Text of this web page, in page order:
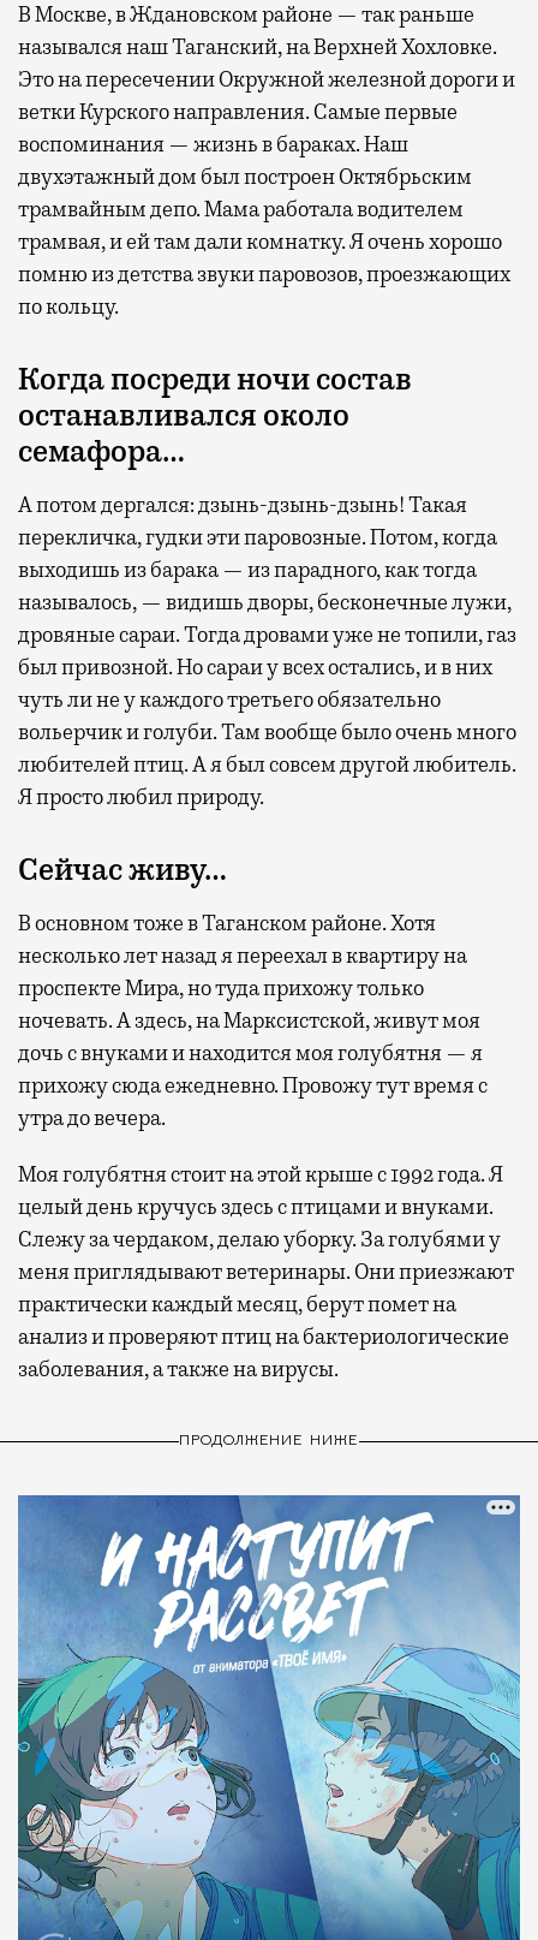
В Москве, в Ждановском районе — так раньше
назывался наш Таганский, на Верхней Хохловке.
Это на пересечении Окружной железной дороги и
ветки Курского направления. Самые первые
воспоминания — жизнь в бараках. Наш
двухэтажный дом был построен Октябрьским
трамвайным депо. Мама работала водителем
трамвая, и ей там дали комнатку. Я очень хорошо
помню из детства звуки паровозов, проезжающих
по кольцу.
Когда посреди ночи состав
останавливался около
семафора…
А потом дергался: дзынь-дзынь-дзынь! Такая
перекличка, гудки эти паровозные. Потом, когда
выходишь из барака — из парадного, как тогда
называлось, — видишь дворы, бесконечные лужи,
дровяные сараи. Тогда дровами уже не топили, газ
был привозной. Но сараи у всех остались, и в них
чуть ли не у каждого третьего обязательно
вольерчик и голуби. Там вообще было очень много
любителей птиц. А я был совсем другой любитель.
Я просто любил природу.
Сейчас живу…
В основном тоже в Таганском районе. Хотя
несколько лет назад я переехал в квартиру на
проспекте Мира, но туда прихожу только
ночевать. А здесь, на Марксистской, живут моя
дочь с внуками и находится моя голубятня — я
прихожу сюда ежедневно. Провожу тут время с
утра до вечера.
Моя голубятня стоит на этой крыше с 1992 года. Я
целый день кручусь здесь с птицами и внуками.
Слежу за чердаком, делаю уборку. За голубями у
меня приглядывают ветеринары. Они приезжают
практически каждый месяц, берут помет на
анализ и проверяют птиц на бактериологические
заболевания, а также на вирусы.
ПРОДОЛЖЕНИЕ НИЖЕ